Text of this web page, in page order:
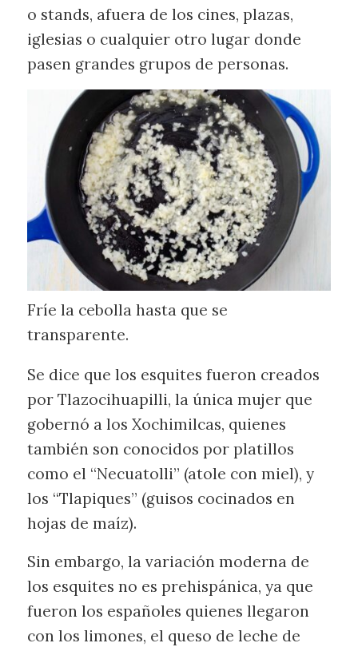
o stands, afuera de los cines, plazas,
iglesias o cualquier otro lugar donde
pasen grandes grupos de personas.
Fríe la cebolla hasta que se
transparente.
Se dice que los esquites fueron creados
por Tlazocihuapilli, la única mujer que
gobernó a los Xochimilcas, quienes
también son conocidos por platillos
como el “Necuatolli” (atole con miel), y
los “Tlapiques” (guisos cocinados en
hojas de maíz).
Sin embargo, la variación moderna de
los esquites no es prehispánica, ya que
fueron los españoles quienes llegaron
con los limones, el queso de leche de